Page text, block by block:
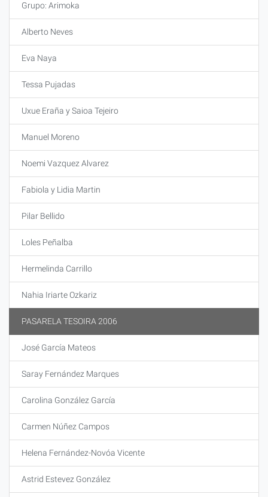
Grupo: Arimoka
Alberto Neves
Eva Naya
Tessa Pujadas
Uxue Eraña y Saioa Tejeiro
Manuel Moreno
Noemi Vazquez Alvarez
Fabiola y Lidia Martin
Pilar Bellido
Loles Peñalba
Hermelinda Carrillo
Nahia Iriarte Ozkariz
PASARELA TESOIRA 2006
José García Mateos
Saray Fernández Marques
Carolina González García
Carmen Núñez Campos
Helena Fernández-Novóa Vicente
Astrid Estevez González